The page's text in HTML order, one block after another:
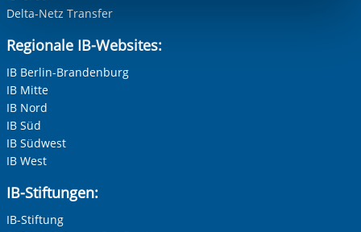
Funktionen sind. Diese Cookies setzen wir aufgrund
Einwilligung.
Verkäufer/in
in Verb. mit §§ 34, 35 und 35 a SGB VIII (KJHG)
Sozialpädagogische Familienhilfe nach § 31 KJHG
Regel-, Gemeinschafts-, Gesamt und Förderschulen des
Unstrut-Hainich-Kreises
Praxisnahe Berufsorientierung in der Gebietskörperschaft
Unstrut-Hainich-Kreis
Begleiteter Umgang nach §§ 1684 und 1685 BGB
Berufliche Erstausbildung (BaE integrativ)
Praxisbezogene Testverfahren zur Potenzialanalyse
Delta-Netz Transfer
Regionale IB-Websites:
IB Berlin-Brandenburg
IB Mitte
IB Nord
IB Süd
IB Südwest
IB West
IB-Stiftungen:
IB-Stiftung